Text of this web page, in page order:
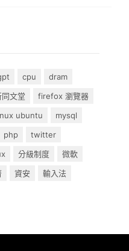
cpu
dram
文堂
firefox 瀏覽器
ubuntu
mysql
php
twitter
分級制度
微軟
資安 輸入法